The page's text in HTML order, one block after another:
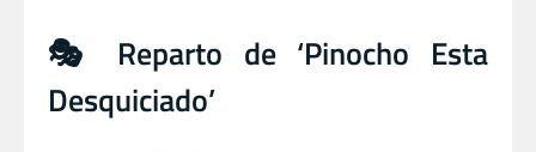
🎭 Reparto de ‘Pinocho Esta
Desquiciado’